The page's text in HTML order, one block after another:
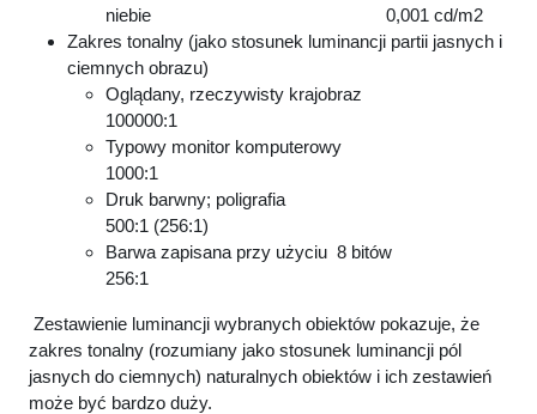
niebie 0,001 cd/m2
Zakres tonalny (jako stosunek luminancji partii jasnych i
ciemnych obrazu)
Oglądany, rzeczywisty krajobraz
100000:1
Typowy monitor komputerowy
1000:1
Druk barwny; poligrafia
500:1 (256:1)
Barwa zapisana przy użyciu 8 bitów
256:1
Zestawienie luminancji wybranych obiektów pokazuje, że
zakres tonalny (rozumiany jako stosunek luminancji pól
jasnych do ciemnych) naturalnych obiektów i ich zestawień
może być bardzo duży.